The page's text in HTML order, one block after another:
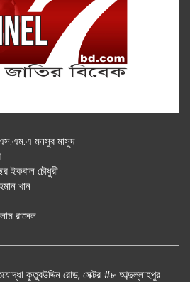
এস.এম.এ মনসুর মাসুদ
ইকবাল চৌধুরী
খান
রাসেল
কুতুবউদ্দিন রোড, সেক্টর #৮ আব্দুল্লাহপুর